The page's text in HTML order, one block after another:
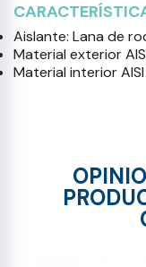
Aislante: Lana de
Material exterior
Material interior